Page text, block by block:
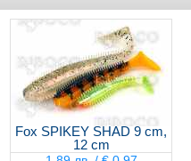
Fox SPIKEY SHAD 9 cm,
12 cm